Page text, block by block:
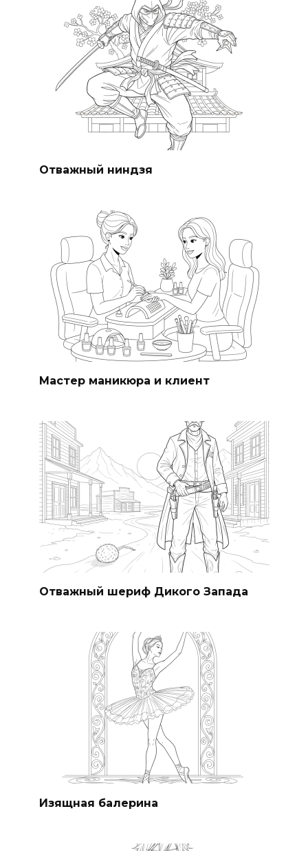
Отважный ниндзя
Мастер маникюра и клиент
Отважный шериф Дикого Запада
Изящная балерина